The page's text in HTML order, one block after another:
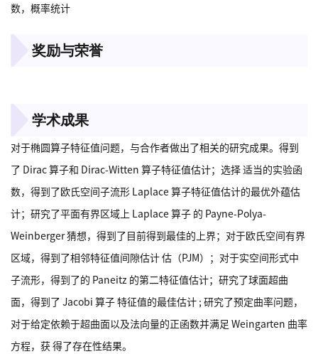
数，概率统计
奖励与荣誉
学术成果
对于椭圆算子特征值问题，与合作者做出了相关的研究成果。得到
了 Dirac 算子和 Dirac-Witten 算子特征值估计；选择 适当的实验函
数，得到了欧氏空间子流形 Laplace 算子特征值估计的最优外蕴估
计；研究了平面有界区域上 Laplace 算子 的 Payne-Polya-
Weinberger 猜想，得到了目前得到最佳的上界；对于欧氏空间有界
区域，得到了相邻特征值间隙估计 估（PJM）；对于实空间形式中
子流形，得到了的 Paneitz 的第二特征值估计；研究了球面超曲
面，得到了 Jacobi 算子 特征值的最佳估计 ; 研究了预定曲率问题，
对于给定依赖于超曲面以及法向量的正函数并满足 Weingarten 曲率
方程，获 得了存在性结果。